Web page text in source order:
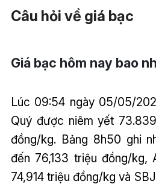
Câu hỏi về giá bạc
Giá bạc hôm nay bao
Lúc 09:54 ngày 05/05/
Quý được niêm yết
đồng/kg. Bảng 8h50 ghi
đến 76,133 triệu đồng/kg,
74,914 triệu đồng/kg và